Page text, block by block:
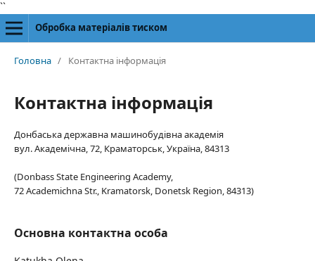
``
Обробка матеріалів тиском
Головна / Контактна інформація
Контактна інформація
Донбаська державна машинобудівна академія
вул. Академічна, 72, Краматорськ, Україна, 84313
(Donbass State Engineering Academy,
72 Academichna Str., Kramatorsk, Donetsk Region, 84313)
Основна контактна особа